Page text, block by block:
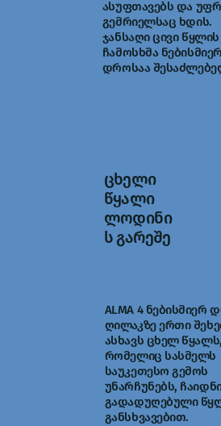
ასუფთავებს და
გემრიელსაც ხდის.
ჯანსაღი ცივი წყლის
ჩამოსხმა ნებისმიერ
დროსაა
ცხელი
წყალი
ლოდინი
ს გარეშე
ALMA 4 ნებისმიერ
ღილაკზე ერთი
ასხავს ცხელ წყალს,
რომელიც სასმელს
საუკეთესო გემოს
უნარჩუნებს,
გადადუღებული
განსხვავებით.